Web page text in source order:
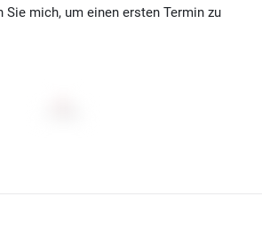
Sie mich, um einen ersten Termin zu